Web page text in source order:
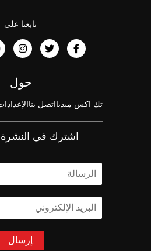
تابعنا على
حول
تك اكس ميديااتصل بنا
اشترك في النشرة
س
إرسال